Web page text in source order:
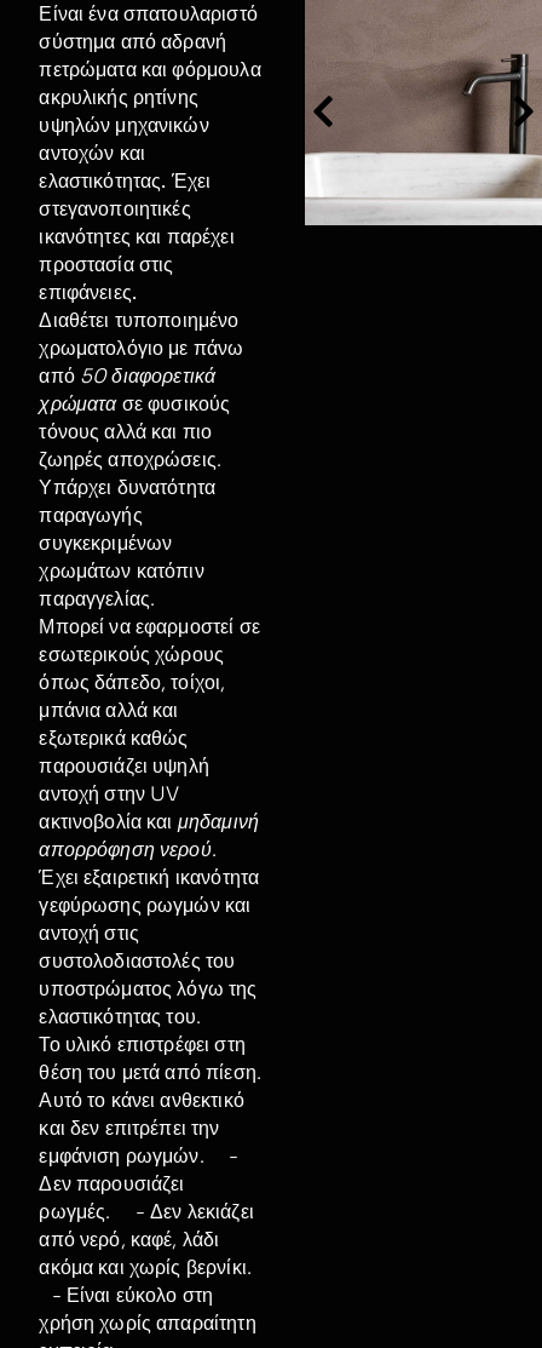
Είναι ένα σπατουλαριστό
σύστημα από αδρανή
πετρώματα και φόρμουλα
ακρυλικής ρητίνης
υψηλών μηχανικών
αντοχών και
ελαστικότητας. Έχει
στεγανοποιητικές
ικανότητες και παρέχει
προστασία στις
επιφάνειες.
Διαθέτει τυποποιημένο
χρωματολόγιο με πάνω
από 50 διαφορετικά
χρώματασε φυσικούς
τόνους αλλά και πιο
ζωηρές αποχρώσεις.
Υπάρχει δυνατότητα
παραγωγής
συγκεκριμένων
χρωμάτων κατόπιν
παραγγελίας.
Μπορεί να εφαρμοστεί σε
εσωτερικούς χώρους
όπως δάπεδο, τοίχοι,
μπάνια αλλά και
εξωτερικά καθώς
παρουσιάζει υψηλή
αντοχή στην UV
ακτινοβολία και μηδαμινή
απορρόφηση νερού.
Έχει εξαιρετική ικανότητα
γεφύρωσης ρωγμών και
αντοχή στις
συστολοδιαστολές του
υποστρώματος λόγω της
ελαστικότητας του.
Το υλικό επιστρέφει στη
θέση του μετά από πίεση.
Αυτό το κάνει ανθεκτικό
και δεν επιτρέπει την
εμφάνιση ρωγμών. -
Δεν παρουσιάζει
ρωγμές. - Δεν λεκιάζει
από νερό, καφέ, λάδι
ακόμα και χωρίς βερνίκι.
- Είναι εύκολο στη
χρήση χωρίς απαραίτητη